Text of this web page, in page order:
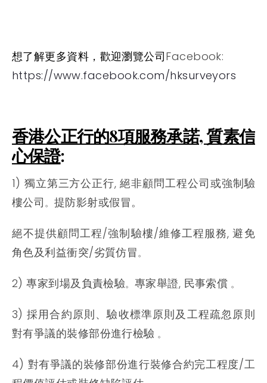
想了解更多資料，歡迎瀏覽公司Facebook:
https://www.facebook.com/hksurveyors
香港公正行的8項服務承諾, 質素信
心保證:
1) 獨立第三方公正行, 絕非顧問工程公司或強制驗
樓公司。 提防影射或假冒。
絕不提供顧問工程/強制驗樓/維修工程服務, 避免
角色及利益衝突/劣質仿冒。
2) 專家到場及負責檢驗。 專家舉證, 民事索償 。
3) 採用合約原則、驗收標準原則及工程疏忽原則
對有爭議的裝修部份進行檢驗 。
4) 對有爭議的裝修部份進行裝修合約完工程度/工